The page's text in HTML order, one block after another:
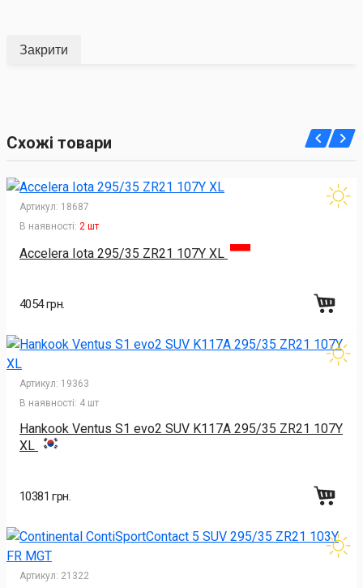
Закрити
Схожі товари
Артикул: 18687
В наявності: 2 шт
Accelera Iota 295/35 ZR21 107Y XL
4054 грн.
Артикул: 19363
В наявності: 4 шт
Hankook Ventus S1 evo2 SUV K117A 295/35 ZR21 107Y
XL
10381 грн.
Артикул: 21322